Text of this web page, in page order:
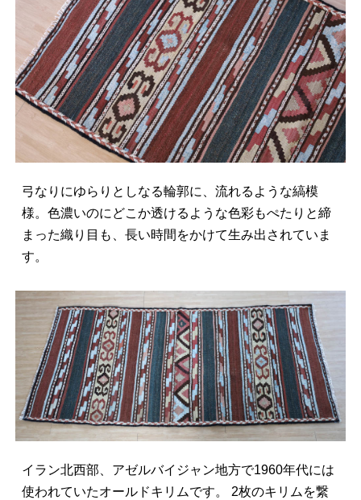
弓なりにゆらりとしなる輪郭に、流れるような縞模
様。色濃いのにどこか透けるような色彩もぺたりと締
まった織り目も、長い時間をかけて生み出されていま
す。
イラン北西部、アゼルバイジャン地方で1960年代には
使われていたオールドキリムです。 2枚のキリムを繋